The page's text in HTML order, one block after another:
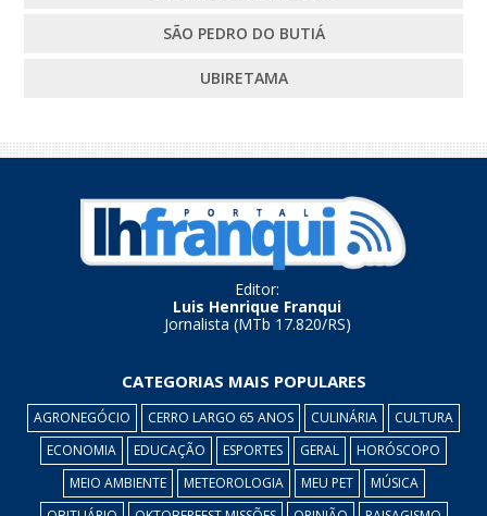
SÃO PEDRO DO BUTIÁ
UBIRETAMA
Editor:
Luis Henrique Franqui
Jornalista (MTb 17.820/RS)
CATEGORIAS MAIS POPULARES
AGRONEGÓCIO CERRO LARGO 65 ANOS CULINÁRIA
CULTURA
ECONOMIA
EDUCAÇÃO ESPORTES GERAL
HORÓSCOPO
MEIO AMBIENTE
METEOROLOGIA MEU PET
MÚSICA